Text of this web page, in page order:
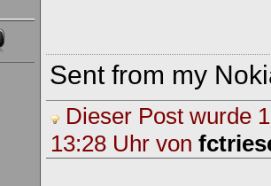
Sent from my
Dieser Post wurde
13:28 Uhr von